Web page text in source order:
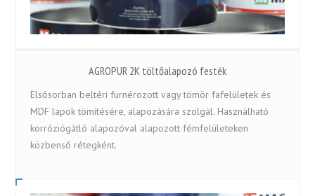
AGROPUR 2K töltőalapozó festék
Elsősorban beltéri furnérozott vagy tömör fafelületek és
MDF lapok tömítésére, alapozására szolgál. Használható
korróziógátló alapozóval alapozott fémfelületeken
közbenső rétegként.